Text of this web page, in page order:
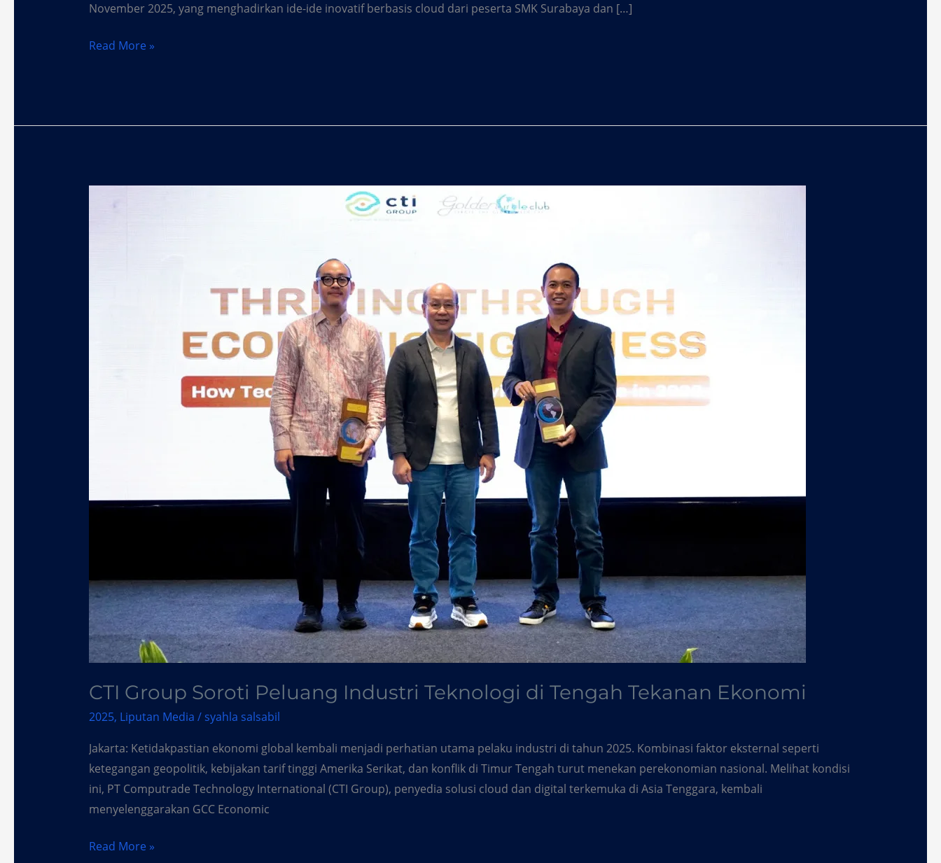
November 2025, yang menghadirkan ide-ide inovatif berbasis cloud dari peserta SMK Surabaya dan […]
Read More »
CTI Group Soroti Peluang Industri Teknologi di Tengah Tekanan Ekonomi
2025, Liputan Media / syahla salsabil
Jakarta: Ketidakpastian ekonomi global kembali menjadi perhatian utama pelaku industri di tahun 2025. Kombinasi faktor eksternal seperti
ketegangan geopolitik, kebijakan tarif tinggi Amerika Serikat, dan konflik di Timur Tengah turut menekan perekonomian nasional. Melihat kondisi
ini, PT Computrade Technology International (CTI Group), penyedia solusi cloud dan digital terkemuka di Asia Tenggara, kembali
menyelenggarakan GCC Economic
Read More »